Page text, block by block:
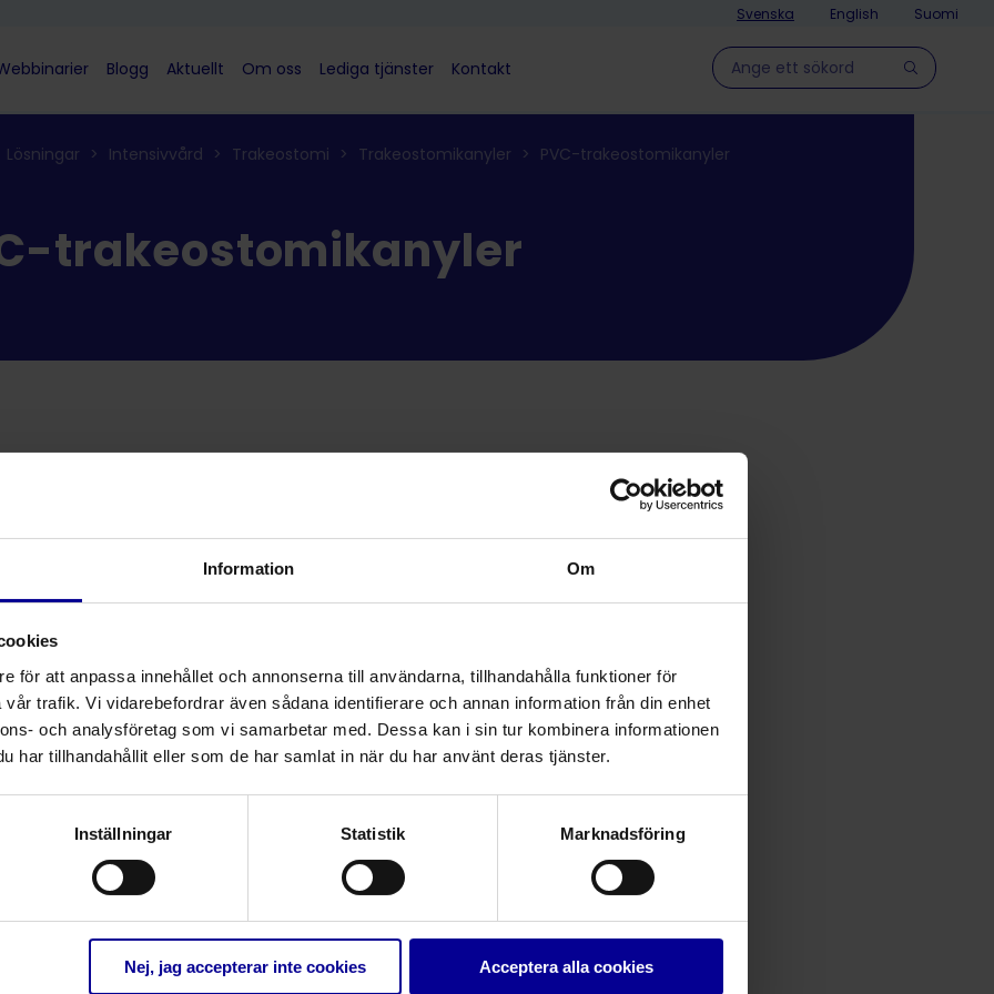
Information Om
för att anpassa innehållet och annonserna till användarna, tillhandahålla funktioner för
trafik. Vi vidarebefordrar även sådana identifierare och annan information från din enhet
och analysföretag som vi samarbetar med. Dessa kan i sin tur kombinera informationen
har tillhandahållit eller som de har samlat in när du har använt deras tjänster.
Inställningar Statistik Marknadsföring
Nej, jag accepterar inte cookies Acceptera alla cookies
Svenska English Suomi
Blogg Aktuellt Om oss Lediga tjänster Kontakt Hae sivulla
Lösningar > Intensivvård > Trakeostomi > Trakeostomikanyler > PVC-trakeostomikanyler
trakeostomikanyler
Optima / Ultrasoft
PVC-trakeostomikanyler